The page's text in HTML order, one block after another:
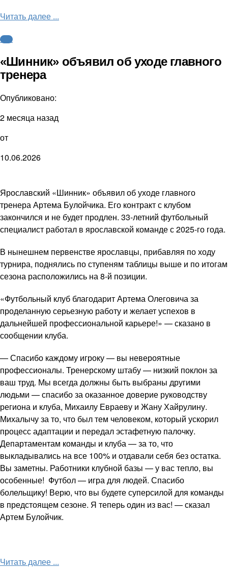
Читать далее ...
ФНЛ
«Шинник» объявил об уходе главного
тренера
Опубликовано:
2 месяца назад
от
10.06.2026
Ярославский «Шинник» объявил об уходе главного
тренера Артема Булойчика. Его контракт с клубом
закончился и не будет продлен. 33-летний футбольный
специалист работал в ярославской команде с 2025-го года.
В нынешнем первенстве ярославцы, прибавляя по ходу
турнира, поднялись по ступеням таблицы выше и по итогам
сезона расположились на 8-й позиции.
«Футбольный клуб благодарит Артема Олеговича за
проделанную серьезную работу и желает успехов в
дальнейшей профессиональной карьере!» — сказано в
сообщении клуба.
— Спасибо каждому игроку — вы невероятные
профессионалы. Тренерскому штабу — низкий поклон за
ваш труд. Мы всегда должны быть выбраны другими
людьми — спасибо за оказанное доверие руководству
региона и клуба, Михаилу Евраеву и Жану Хайрулину.
Михалычу за то, что был тем человеком, который ускорил
процесс адаптации и передал эстафетную палочку.
Департаментам команды и клуба — за то, что
выкладывались на все 100% и отдавали себя без остатка.
Вы заметны. Работники клубной базы — у вас тепло, вы
особенные! Футбол — игра для людей. Спасибо
болельщику! Верю, что вы будете суперсилой для команды
в предстоящем сезоне. Я теперь один из вас! — сказал
Артем Булойчик.
Читать далее ...